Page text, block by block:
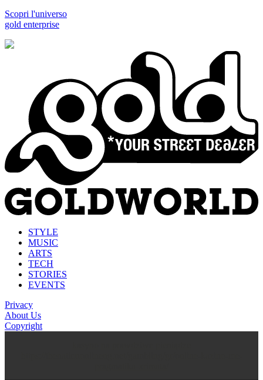
Scopri l'universo
gold enterprise
STYLE
MUSIC
ARTS
TECH
STORIES
EVENTS
Privacy
About Us
Copyright